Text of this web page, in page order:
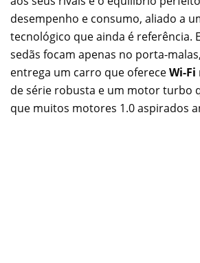
desempenho e consumo, aliado a
tecnológico que ainda é referência.
sedãs focam apenas no porta-
entrega um carro que ofereceWi-Fi
de série robusta e um motor turbo
que muitos motores 1.0 aspirados